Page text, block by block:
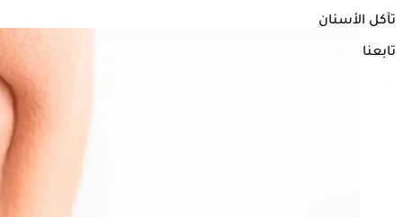
تآكل الأسنان
تابعنا على